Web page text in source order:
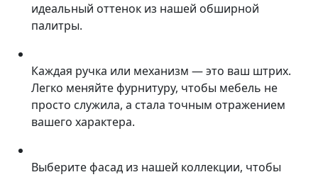
идеальный оттенок из нашей обширной
палитры.
Каждая ручка или механизм — это ваш штрих.
Легко меняйте фурнитуру, чтобы мебель не
просто служила, а стала точным отражением
вашего характера.
Выберите фасад из нашей коллекции, чтобы